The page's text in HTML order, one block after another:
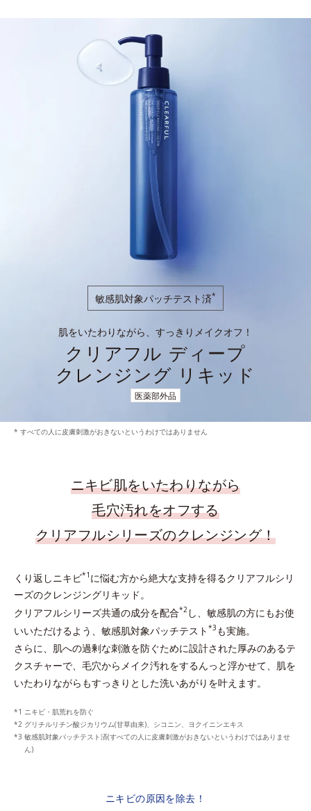
敏感肌対象パッチテスト済*
肌をいたわりながら、すっきりメイクオフ！
クリアフル ディープ
クレンジング リキッド
医薬部外品
* すべての人に皮膚刺激がおきないというわけではありません
ニキビ肌をいたわりながら
毛穴汚れをオフする
クリアフルシリーズのクレンジング！
くり返しニキビ*1 に悩む方から絶大な支持を得るクリアフルシリ
ーズのクレンジングリキッド。
クリアフルシリーズ共通の成分を配合*2 し、敏感肌の方にもお使
いいただけるよう、敏感肌対象パッチテスト *3 も実施。
さらに、肌への過剰な刺激を防ぐために設計された厚みのあるテ
クスチャーで、 毛穴からメイク汚れをするんっと浮かせて、肌を
いたわりながらもすっきりとした洗いあがりを叶えます。
ニキビ・肌荒れを防ぐ
グリチルリチン酸ジカリウム(甘草由来)、シコニン、ヨクイニンエキス
敏感肌対象パッチテスト済(すべての人に皮膚刺激がおきないというわけではありませ
ん)
ニキビの原因を除去！